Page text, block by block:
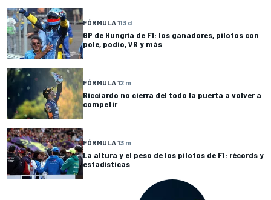
FÓRMULA 113 d
GP de Hungría de F1: los ganadores, pilotos con
pole, podio, VR y más
FÓRMULA 12 m
Ricciardo no cierra del todo la puerta a volver a
competir
FÓRMULA 13 m
La altura y el peso de los pilotos de F1: récords y
estadísticas